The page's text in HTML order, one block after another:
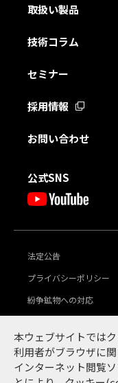
取扱い製品
技術コラム
セミナー
採用情報
お問い合わせ
公式SNS
法定公告
プライバシーポリシー
紛争鉱物への対応
豊田通商グループ
グローバル行動倫理規範
本ウェブサイトでは
利用者がブラウザに
インターネット閲覧